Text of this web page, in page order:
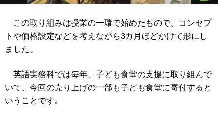
この取り組みは授業の一環で始めたもので、コンセプ
トや価格設定などを考えながら3カ月ほどかけて形にし
ました。
英語実務科では毎年、子ども食堂の支援に取り組んで
いて、今回の売り上げの一部も子ども食堂に寄付すると
いうことです。